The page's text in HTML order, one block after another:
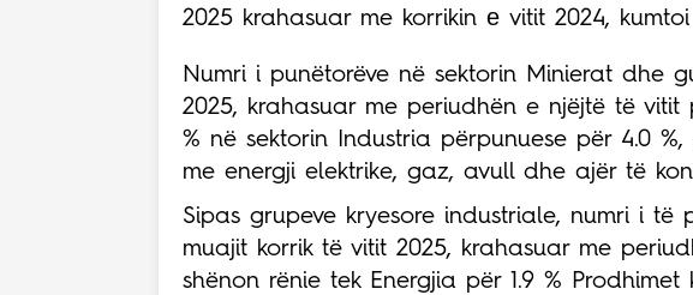
2025 krahasuar me korrikin е vitit 2024,
Numri i punëtorëve në sektorin Minierat dhe
2025, krahasuar me periudhën e njëjtë të vitit
% në sektorin Industria përpunuese për 4.0
me energji elektrike, gaz, avull dhe ajër të
Sipas grupeve kryesore industriale, numri i të
muajit korrik të vitit 2025, krahasuar me
shënon rënie tek Energjia për 1.9 %